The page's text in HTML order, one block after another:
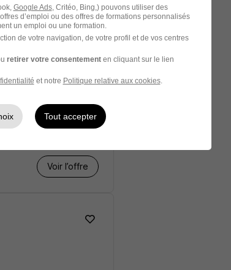
Voir l’offre
-
Voir l’offre
Google Ads, Critéo, Bing,) pouvons utiliser des
d’emploi ou des offres de formations personnalisés
un emploi ou une formation.
de votre navigation, de votre profil et de vos centres
retirer votre consentementen cliquant sur le lien
et notre Politique relative aux cookies.
Tout accepter